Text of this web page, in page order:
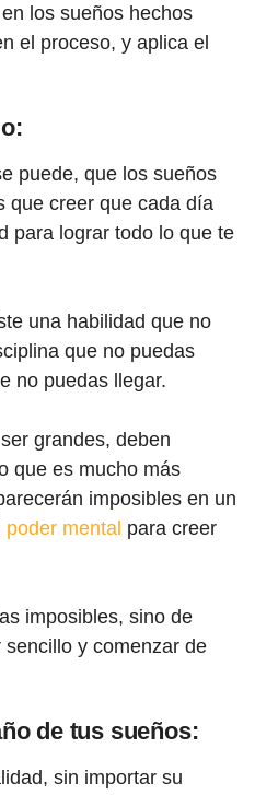
los sueños hechos
el proceso, y aplica el
puede, que los sueños
que creer que cada día
para lograr todo lo que te
una habilidad que no
que no puedas
no puedas llegar.
grandes, deben
que es mucho más
imposibles en un
poder mental para creer
imposibles, sino de
y comenzar de
de tus sueños:
sin importar su